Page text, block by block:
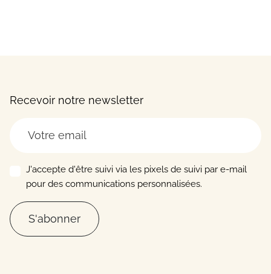
Recevoir notre newsletter
J'accepte d'être suivi via les pixels de suivi par e-mail
pour des communications personnalisées.
S'abonner